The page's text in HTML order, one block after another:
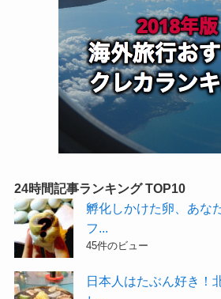
24時間記事ランキング TOP10
孵化しかけた卵、あな
フ...
45件のビュー
日本人はたぶん好き！